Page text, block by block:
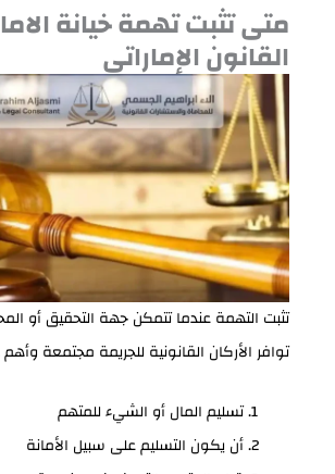
متى تثبت تهمة خيانة
القانون الإماراتي
تثبت التهمة عندما تتمكن جهة التحقيق أو
توافر الأركان القانونية للجريمة مجتمعة
تسليم المال أو الشيء للمتهم
أن يكون التسليم على سبيل الأمانة